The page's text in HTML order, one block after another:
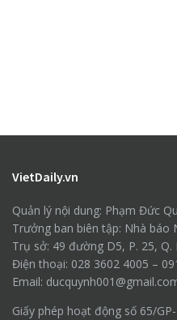
VietDaily.vn
Quản lý nội dung: Phạm Đức
Trưởng ban biên tập: Nhà báo
Trụ sở: 49 đường D5, P. 25, Q.
Điện thoại: 028 3602 4005 –
Email:
Giấy phép hoạt động số 65/